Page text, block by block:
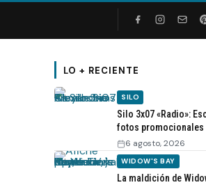
LO + RECIENTE
SILO
Silo 3x07 «Radio»:
fotos promocionales
6 agosto, 2026
WIDOW'S BAY
La maldición de